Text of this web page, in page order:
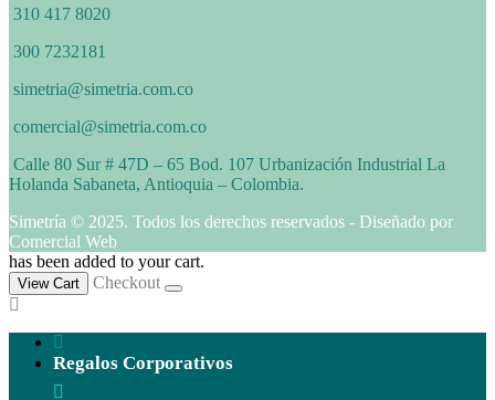
310 417 8020
300 7232181
simetria@simetria.com.co
comercial@simetria.com.co
Calle 80 Sur # 47D – 65 Bod. 107 Urbanización Industrial La
Holanda Sabaneta, Antioquia – Colombia.
Simetría © 2025. Todos los derechos reservados - Diseñado por
Comercial Web
has been added to your cart.
View Cart Checkout
Regalos Corporativos